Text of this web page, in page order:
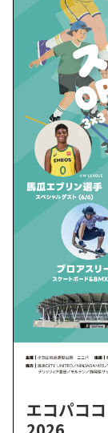
エコパコ